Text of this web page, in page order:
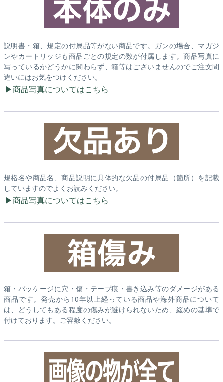
説明書・箱、規定の付属品等がない商品です。ガンの場合、マガジ
ンやカートリッジも商品ごとの規定の数が付属します。商品写真に
写っているかどうかに関わらず、箱等はございませんのでご注文間
違いにはお気をつけください。
商品写真についてはこちら
規格名や商品名、商品説明に具体的な欠品の付属品（箇所）を記載
していますのでよくお読みください。
商品写真についてはこちら
箱・パッケージに穴・傷・テープ痕・書き込み等のダメージがある
商品です。発売から10年以上経っている商品や海外商品について
は、どうしてもある程度の傷みが避けられないため、緩めの基準で
付けております。ご容赦ください。